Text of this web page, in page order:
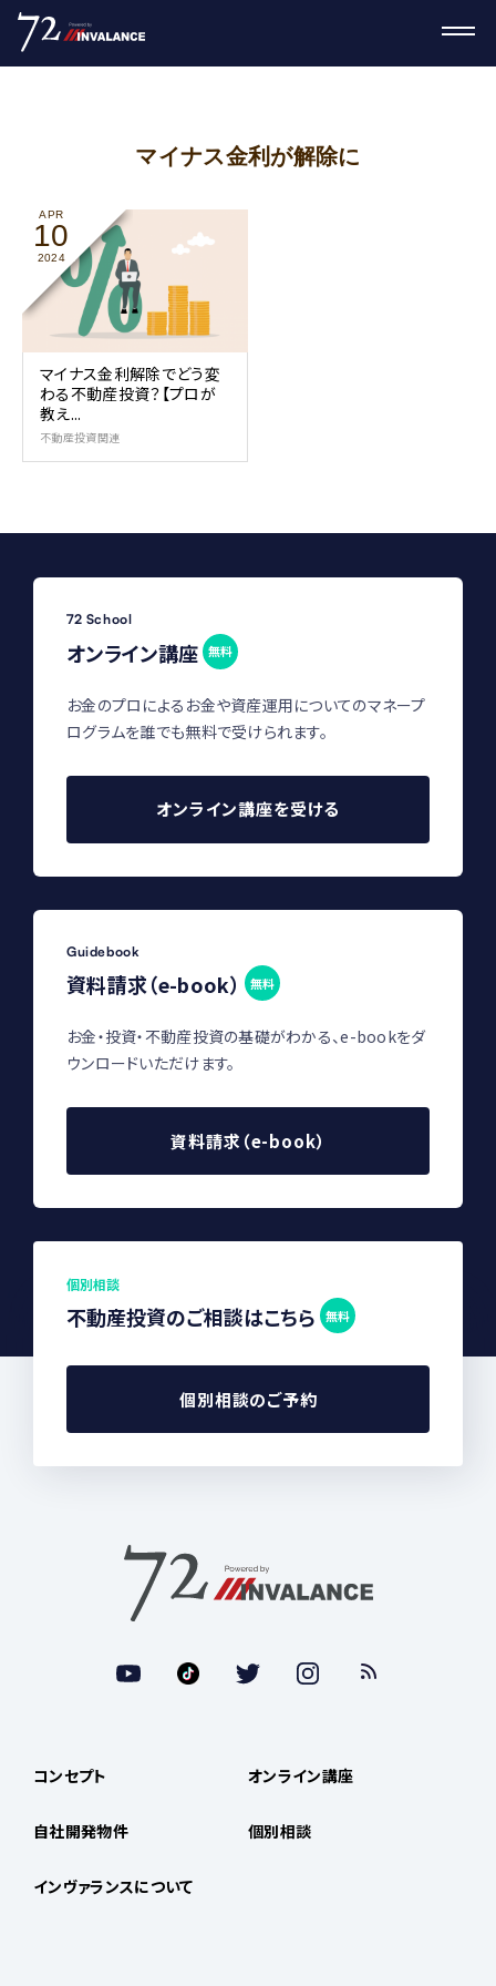
マイナス金利が解除に
APR
10
2024
マイナス金利解除でどう変
わる不動産投資？【プロが
教え...
不動産投資関連
72 School
オンライン講座 無料
お金のプロによるお金や資産運用についてのマネープ
ログラムを誰でも無料で受けられます。
オンライン講座を受ける
Guidebook
資料請求（e-book） 無料
お金・投資・不動産投資の基礎がわかる、e-bookをダ
ウンロードいただけます。
資料請求（e-book）
個別相談
不動産投資のご相談はこちら 無料
個別相談のご予約
コンセプト
自社開発物件
インヴァランスについて
オンライン講座
個別相談